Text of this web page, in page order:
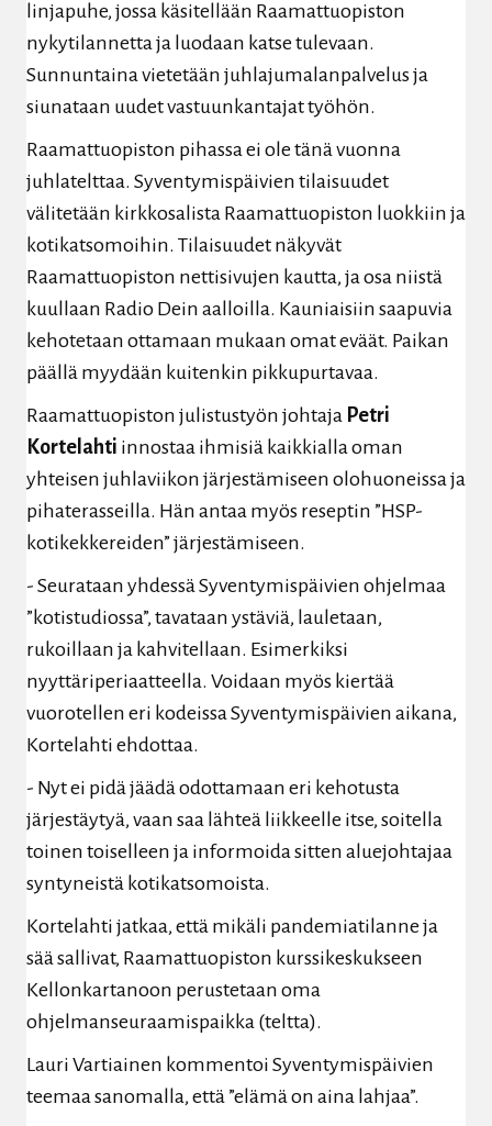
linjapuhe, jossa käsitellään Raamattuopiston
nykytilannetta ja luodaan katse tulevaan.
Sunnuntaina vietetään juhlajumalanpalvelus ja
siunataan uudet vastuunkantajat työhön.
Raamattuopiston pihassa ei ole tänä vuonna
juhlatelttaa. Syventymispäivien tilaisuudet
välitetään kirkkosalista Raamattuopiston luokkiin ja
kotikatsomoihin. Tilaisuudet näkyvät
Raamattuopiston nettisivujen kautta, ja osa niistä
kuullaan Radio Dein aalloilla. Kauniaisiin saapuvia
kehotetaan ottamaan mukaan omat eväät. Paikan
päällä myydään kuitenkin pikkupurtavaa.
Raamattuopiston julistustyön johtaja Petri
Kortelahti innostaa ihmisiä kaikkialla oman
yhteisen juhlaviikon järjestämiseen olohuoneissa ja
pihaterasseilla. Hän antaa myös reseptin ”HSP-
kotikekkereiden” järjestämiseen.
- Seurataan yhdessä Syventymispäivien ohjelmaa
”kotistudiossa”, tavataan ystäviä, lauletaan,
rukoillaan ja kahvitellaan. Esimerkiksi
nyyttäriperiaatteella. Voidaan myös kiertää
vuorotellen eri kodeissa Syventymispäivien aikana,
Kortelahti ehdottaa.
- Nyt ei pidä jäädä odottamaan eri kehotusta
järjestäytyä, vaan saa lähteä liikkeelle itse, soitella
toinen toiselleen ja informoida sitten aluejohtajaa
syntyneistä kotikatsomoista.
Kortelahti jatkaa, että mikäli pandemiatilanne ja
sää sallivat, Raamattuopiston kurssikeskukseen
Kellonkartanoon perustetaan oma
ohjelmanseuraamispaikka (teltta).
Lauri Vartiainen kommentoi Syventymispäivien
teemaa sanomalla, että ”elämä on aina lahjaa”.